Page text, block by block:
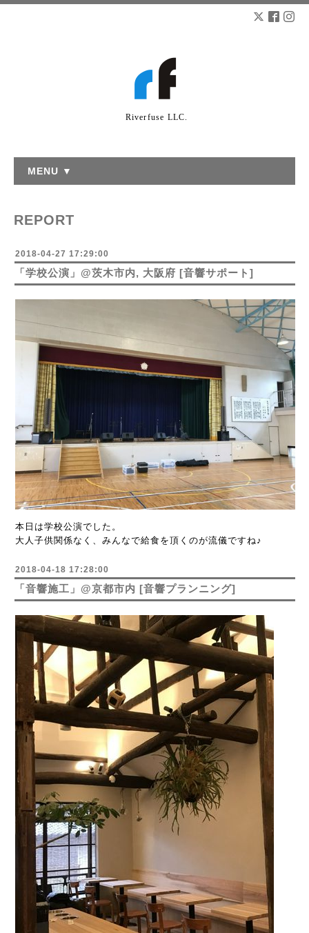
Riverfuse LLC.
MENU ▼
REPORT
2018-04-27 17:29:00
「学校公演」@茨木市内, 大阪府 [音響サポート]
本日は学校公演でした。
大人子供関係なく、みんなで給食を頂くのが流儀ですね♪
2018-04-18 17:28:00
「音響施工」@京都市内 [音響プランニング]